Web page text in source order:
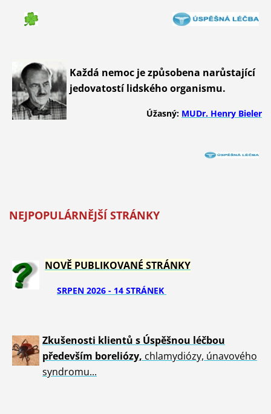
Každá nemoc je způsobena narůstající
jedovatostí lidského organismu.
Úžasný: MUDr. Henry Bieler
NEJPOPULÁRNĚJŠÍ STRÁNKY
NOVĚ PUBLIKOVANÉ STRÁNKY
SRPEN 2026 - 14 STRÁNEK
Zkušenosti klientů s Úspěšnou léčbou
především boreliózy, chlamydiózy, únavového
syndromu...